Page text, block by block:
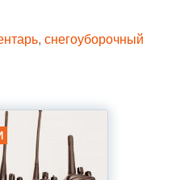
, снегоуборочный